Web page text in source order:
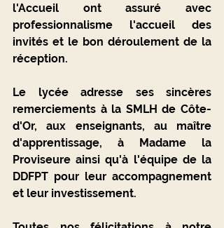
l'Accueil ont assuré avec
professionnalisme l'accueil des
invités et le bon déroulement de la
réception.
Le lycée adresse ses sincères
remerciements à la SMLH de Côte-
d'Or, aux enseignants, au maître
d'apprentissage, à Madame la
Proviseure ainsi qu'à l'équipe de la
DDFPT pour leur accompagnement
et leur investissement.